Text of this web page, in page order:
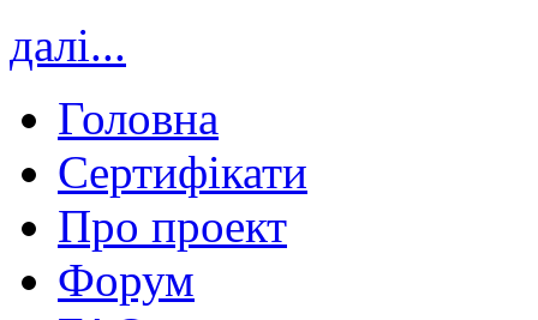
далі...
Головна
Сертифікати
Про проект
Форум